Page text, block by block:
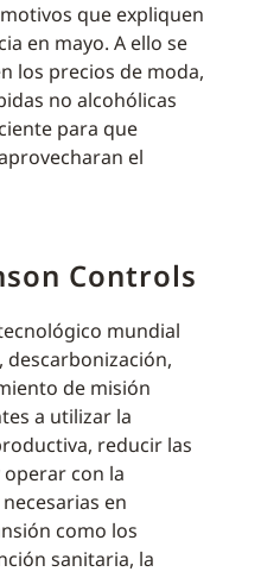
que expliquen
en mayo. A ello se
los precios de moda,
no alcohólicas
para que
el
Controls
mundial
descarbonización,
de misión
a utilizar la
reducir las
con la
en
como los
sanitaria, la